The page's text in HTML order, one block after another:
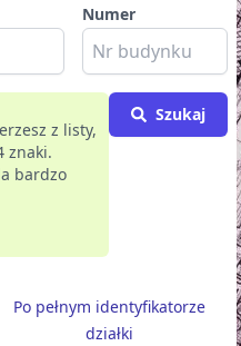
Numer
z listy,
znaki.
bardzo
Szukaj
Po pełnym identyfikatorze
działki